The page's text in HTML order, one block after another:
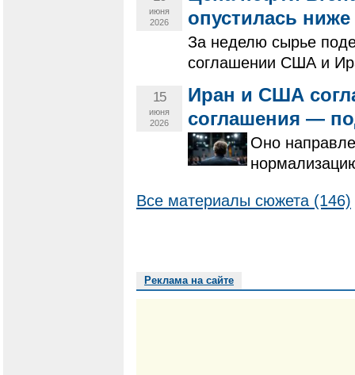
июня
2026
опустилась
За неделю сырье
соглашении США и
15
июня
2026
Иран и США
соглашения —
Оно
Все материалы сюжета (146)
Реклама на сайте